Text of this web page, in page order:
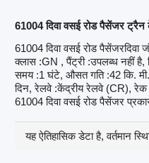
61004 दिवा वसई रोड पैसेंजर ट्रैन
61004 दिवा वसई रोड
क्लास :GN , पैंट्री :उपलब्ध नहीं है,
समय :1 घंटे, औसत गति :42 कि.
दिन, रेलवे :केंद्रीय रेलवे (CR),
61004 दिवा वसई रोड पैसेंजर
यह ऐतिहासिक डेटा है, वर्तमान